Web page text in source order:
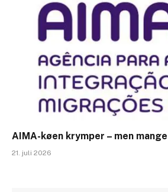
AIMA-køen krymper – men
21. juli 2026